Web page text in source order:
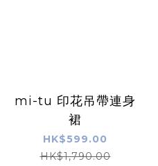
mi-tu 印花吊帶連身
裙
HK$599.00
HK$1,790.00